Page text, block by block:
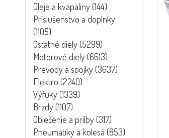
Oleje a kvapaliny (144)
Príslušenstvo a doplnky
(1105)
Ostatné diely (5299)
Motorové diely (6613)
Prevody a spojky (3637)
Elektro (2240)
Výfuky (1339)
Brzdy (1107)
Oblečenie a prilby (317)
Pneumatiky a kolesá (853)